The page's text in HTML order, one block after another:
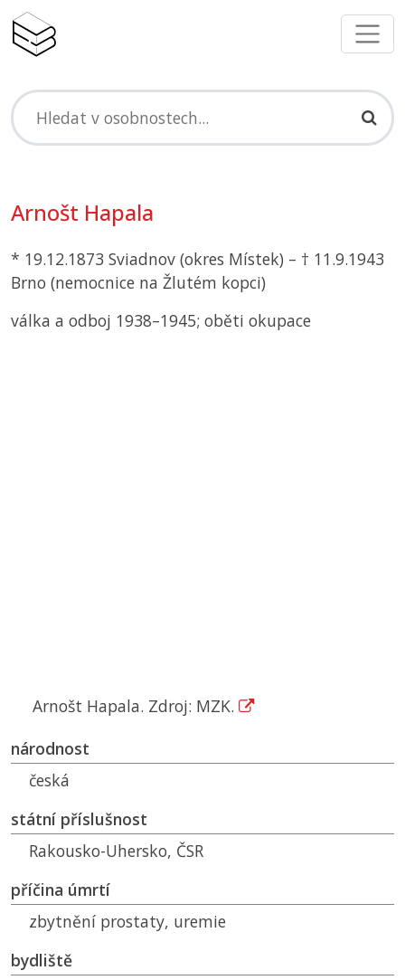
Arnošt Hapala
* 19.12.1873 Sviadnov (okres Místek) – † 11.9.1943
Brno (nemocnice na Žlutém kopci)
válka a odboj 1938–1945; oběti okupace
Arnošt Hapala. Zdroj: MZK.
národnost
česká
státní příslušnost
Rakousko-Uhersko, ČSR
příčina úmrtí
zbytnění prostaty, uremie
bydliště